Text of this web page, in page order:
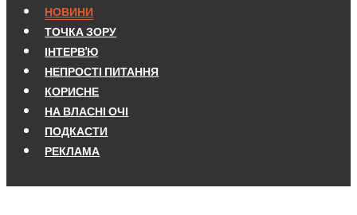
НОВИНИ
ТОЧКА ЗОРУ
ІНТЕРВ'Ю
НЕПРОСТІ ПИТАННЯ
КОРИСНЕ
НА ВЛАСНІ ОЧІ
ПОДКАСТИ
РЕКЛАМА